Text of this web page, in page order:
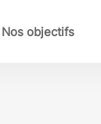
Nos objectifs